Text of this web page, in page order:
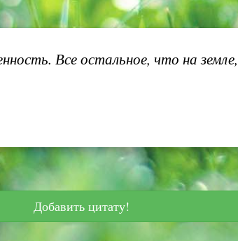
Все остальное, что на
Добавить цитату!